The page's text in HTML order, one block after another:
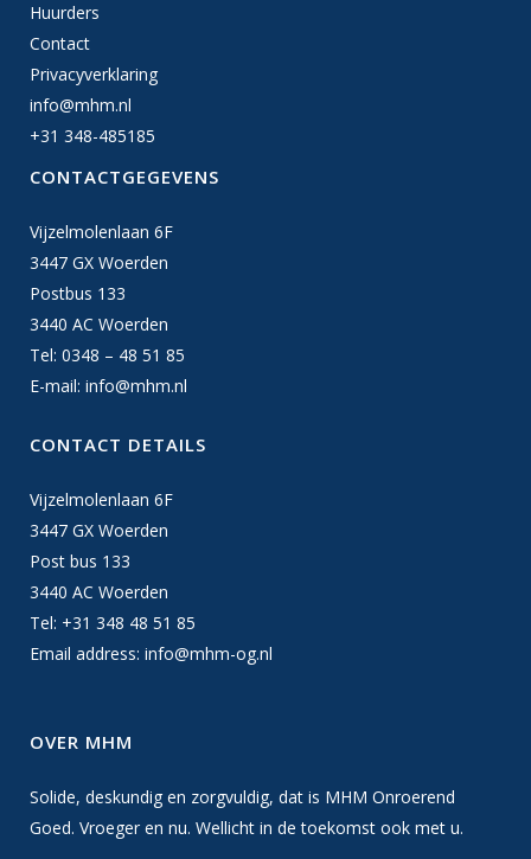
Huurders
Contact
Privacyverklaring
info@mhm.nl
+31 348-485185
CONTACTGEGEVENS
Vijzelmolenlaan 6F
3447 GX Woerden
Postbus 133
3440 AC Woerden
Tel: 0348 – 48 51 85
E-mail: info@mhm.nl
CONTACT DETAILS
Vijzelmolenlaan 6F
3447 GX Woerden
Post bus 133
3440 AC Woerden
Tel: +31 348 48 51 85
Email address: info@mhm-og.nl
OVER MHM
Solide, deskundig en zorgvuldig, dat is MHM Onroerend
Goed. Vroeger en nu. Wellicht in de toekomst ook met u.